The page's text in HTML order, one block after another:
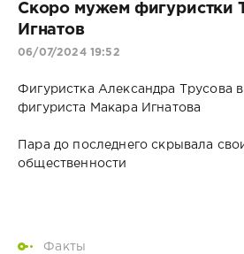
Скоро мужем фигуристки
Игнатов
06/07/2024 19:52
Фигуристка Александра Трусова
фигуриста Макара Игнатова
Пара до последнего скрывала
общественности
Факты